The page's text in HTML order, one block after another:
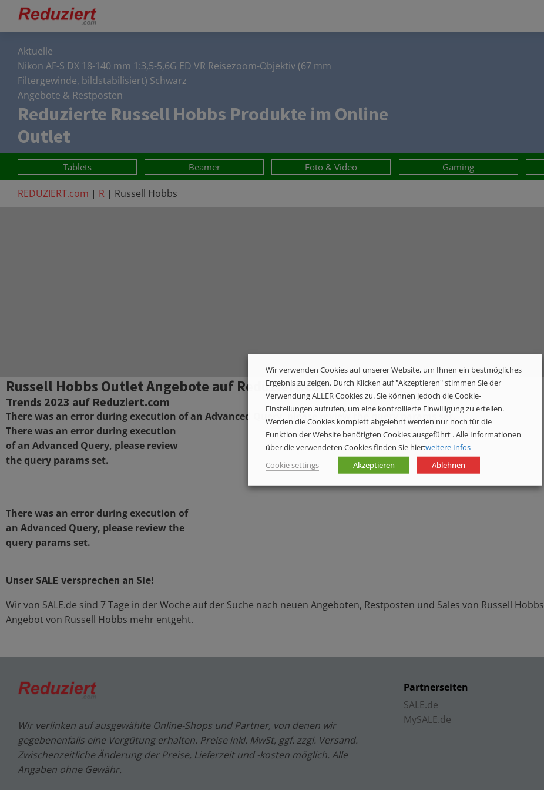
Aktuelle
Nikon AF-S DX 18-140 mm 1:3,5-5,6G ED VR Reisezoom-Objektiv (67 mm
Filtergewinde, bildstabilisiert) Schwarz
Angebote & Restposten
Reduzierte Russell Hobbs Produkte im Online
Outlet
Tablets Beamer Foto & Video Gaming
REDUZIERT.com | R | Russell Hobbs
Russell Hobbs Outlet Angebote auf Reduziert.com
Trends 2023 auf Reduziert.com
There was an error during execution of an Advanced Query, please review the query params set.
There was an error during execution
of an Advanced Query, please review
the query params set.
There was an error during execution of
an Advanced Query, please review the
query params set.
Unser SALE versprechen an Sie!
Wir von SALE.de sind 7 Tage in der Woche auf der Suche nach neuen Angeboten, Restposten und Sales von Russell Hobbs
Angebot von Russell Hobbs mehr entgeht.
Wir verlinken auf ausgewählte Online-Shops und Partner, von denen wir
gegebenenfalls eine Vergütung erhalten. Preise inkl. MwSt, ggf. zzgl. Versand.
Zwischenzeitliche Änderung der Preise, Lieferzeit und -kosten möglich. Alle
Angaben ohne Gewähr.
Partnerseiten
SALE.de
MySALE.de
Wir verwenden Cookies auf unserer Website, um Ihnen ein bestmögliches
Ergebnis zu zeigen. Durch Klicken auf "Akzeptieren" stimmen Sie der
Verwendung ALLER Cookies zu. Sie können jedoch die Cookie-
Einstellungen aufrufen, um eine kontrollierte Einwilligung zu erteilen.
Werden die Cookies komplett abgelehnt werden nur noch für die
Funktion der Website benötigten Cookies ausgeführt . Alle Informationen
über die verwendeten Cookies finden Sie hier:weitere Infos
Cookie settings
Akzeptieren Ablehnen